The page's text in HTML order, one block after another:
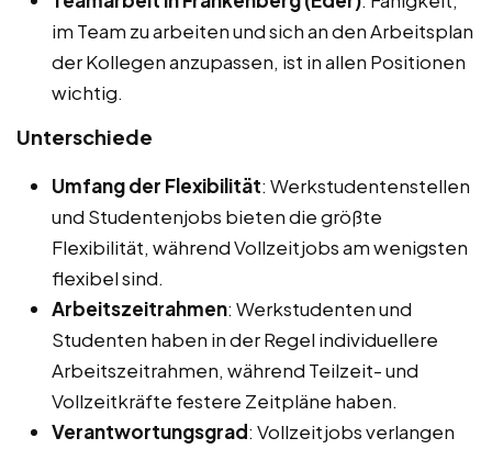
im Team zu arbeiten und sich an den Arbeitsplan
der Kollegen anzupassen, ist in allen Positionen
wichtig.
Unterschiede
Umfang der Flexibilität: Werkstudentenstellen
und Studentenjobs bieten die größte
Flexibilität, während Vollzeitjobs am wenigsten
flexibel sind.
Arbeitszeitrahmen: Werkstudenten und
Studenten haben in der Regel individuellere
Arbeitszeitrahmen, während Teilzeit- und
Vollzeitkräfte festere Zeitpläne haben.
Verantwortungsgrad: Vollzeitjobs verlangen